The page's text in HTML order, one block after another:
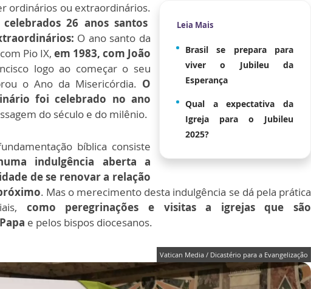
Leia Mais
Brasil se prepara para
viver o Jubileu da
Esperança
Qual a expectativa da
Igreja para o Jubileu
2025?
ordinários ou extraordinários.
26 anos santos
O ano santo da
Pio IX, em 1983, com João
logo ao começar o seu
o Ano da Misericórdia. O
foi celebrado no ano
do século e do milênio.
bíblica consiste
indulgência aberta a
de se renovar a relação
. Mas o merecimento desta indulgência se dá pela prática
como peregrinações e visitas a igrejas que são
e pelos bispos diocesanos.
Vatican Media / Dicastério para a Evangelização